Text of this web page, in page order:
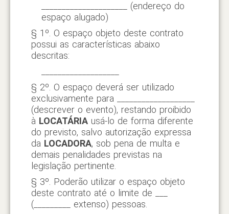
_____________________ (endereço do
espaço alugado)
§ 1º. O espaço objeto deste contrato
possui as características abaixo
descritas:
§ 2º. O espaço deverá ser utilizado
exclusivamente para ___________________
(descrever o evento), restando proibido
à LOCATÁRIAusá-lo de forma diferente
do previsto, salvo autorização expressa
da LOCADORA, sob pena de multa e
demais penalidades previstas na
legislação pertinente.
§ 3º. Poderão utilizar o espaço objeto
deste contrato até o limite de ___
(_________ extenso) pessoas.